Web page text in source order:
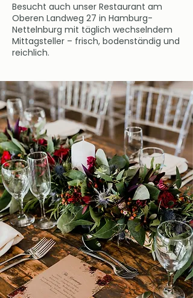
Besucht auch unser Restaurant am
Oberen Landweg 27 in Hamburg-
Nettelnburg mit täglich wechselndem
Mittagsteller – frisch, bodenständig und
reichlich.